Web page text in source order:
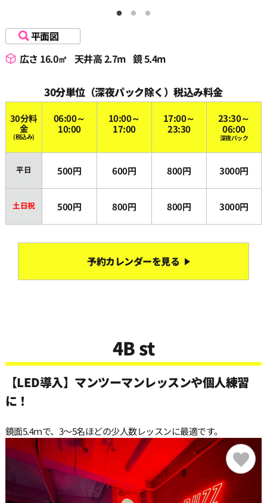
平面図
広さ 16.0㎡ 天井高 2.7m 鏡 5.4m
30分単位（深夜パック除く）税込み料金
30分料
金
(税込み)
06:00～
10:00
10:00～
17:00
17:00～
23:30
23:30～
06:00
深夜パック
平日 500円 600円 800円 3000円
土日祝 500円 800円 800円 3000円
予約カレンダーを見る
4B st
【LED導入】マンツーマンレッスンや個人練習
に！
鏡面5.4ｍで、3〜5名ほどの少人数レッスンに最適です。